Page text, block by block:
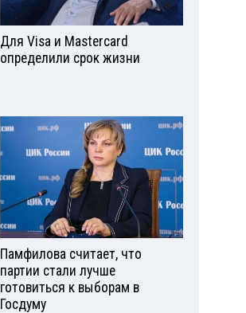
Для Visа и Mastercard
определили срок жизни
Памфилова считает, что
партии стали лучше
готовиться к выборам в
Госдуму